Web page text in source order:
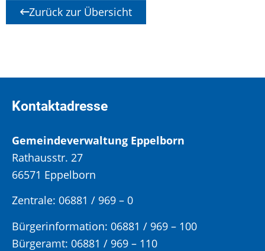
Zurück zur Übersicht
Kontaktadresse
Gemeindeverwaltung Eppelborn
Rathausstr. 27
66571 Eppelborn
Zentrale: 06881 / 969 – 0
Bürgerinformation: 06881 / 969 – 100
Bürgeramt: 06881 / 969 – 110